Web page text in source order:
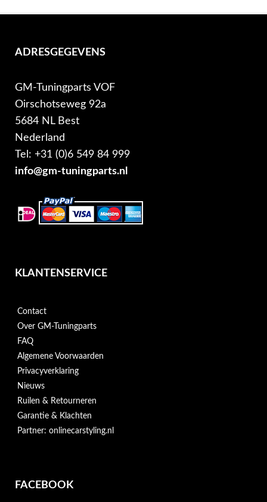
ADRESGEGEVENS
GM-Tuningparts VOF
Oirschotseweg 92a
5684 NL Best
Nederland
Tel: +31 (0)6 549 84 999
info@gm-tuningparts.nl
KLANTENSERVICE
Contact
Over GM-Tuningparts
FAQ
Algemene Voorwaarden
Privacyverklaring
Nieuws
Ruilen & Retourneren
Garantie & Klachten
Partner: onlinecarstyling.nl
FACEBOOK